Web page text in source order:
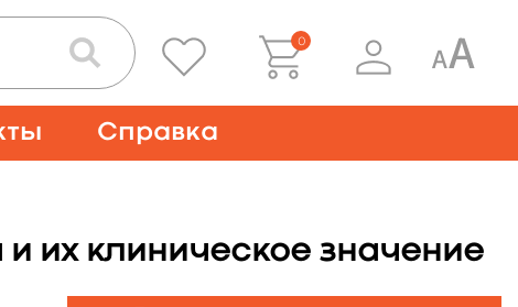
0
Справка
их клиническое значение